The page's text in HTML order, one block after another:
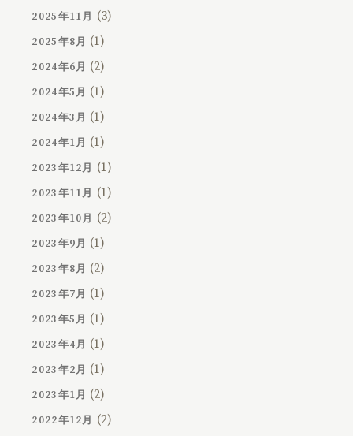
2025年11月 (3)
2025年8月 (1)
2024年6月 (2)
2024年5月 (1)
2024年3月 (1)
2024年1月 (1)
2023年12月 (1)
2023年11月 (1)
2023年10月 (2)
2023年9月 (1)
2023年8月 (2)
2023年7月 (1)
2023年5月 (1)
2023年4月 (1)
2023年2月 (1)
2023年1月 (2)
2022年12月 (2)